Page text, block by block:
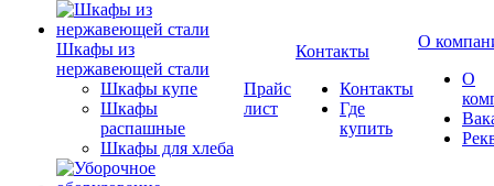
Шкафы из
нержавеющей стали
Шкафы купе
Шкафы
распашные
Шкафы для хлеба
Прайс
лист
Контакты
Контакты
Где
купить
О
О